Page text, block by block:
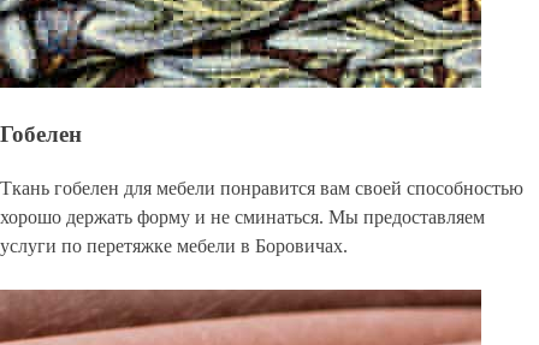
Гобелен
Ткань гобелен для мебели понравится вам своей способностью
хорошо держать форму и не сминаться. Мы предоставляем
услуги по перетяжке мебели в Боровичах.